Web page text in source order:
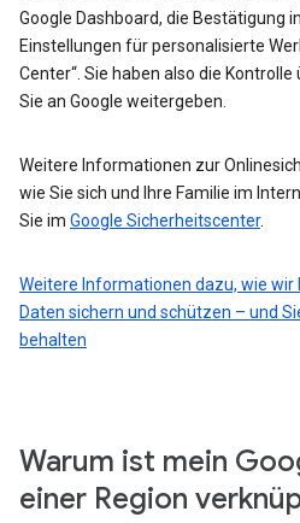
Google Dashboard, die Bestätigung
Einstellungen für personalisierte
Center“. Sie haben also die
Sie an Google weitergeben.
Weitere Informationen zur
wie Sie sich und Ihre Familie im
Sie im Google Sicherheitscenter.
Weitere Informationen dazu, wie wir
Daten sichern und schützen – und
behalten
Warum ist mein
einer Region